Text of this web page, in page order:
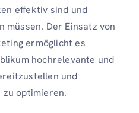
effektiv sind und
müssen. Der Einsatz von
ermöglicht es
hochrelevante und
und
optimieren.